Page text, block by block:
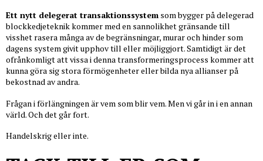
Ett nytt delegerat transaktionssystem som bygger på delegerad
blockkedjeteknik kommer med en sannolikhet gränsande till
visshet rasera många av de begränsningar, murar och hinder som
dagens system givit upphov till eller möjliggjort. Samtidigt är det
ofrånkomligt att vissa i denna transformeringsprocess kommer att
kunna göra sig stora förmögenheter eller bilda nya allianser på
bekostnad av andra.
Frågan i förlängningen är vem som blir vem. Men vi går in i en annan
värld. Och det går fort.
Handelskrig eller inte.